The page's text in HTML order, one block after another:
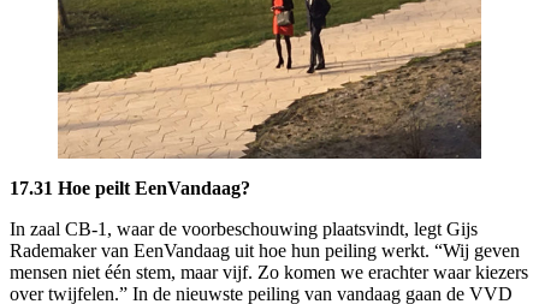
17.31 Hoe peilt EenVandaag?
In zaal CB-1, waar de voorbeschouwing plaatsvindt, legt Gijs
Rademaker van EenVandaag uit hoe hun peiling werkt. “Wij geven
mensen niet één stem, maar vijf. Zo komen we erachter waar kiezers
over twijfelen.” In de nieuwste peiling van vandaag gaan de VVD